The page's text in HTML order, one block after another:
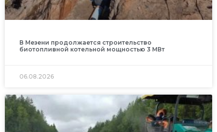
В Мезени продолжается строительство
биотопливной котельной мощностью 3 МВт
06.08.2026